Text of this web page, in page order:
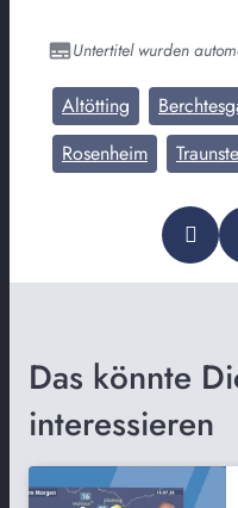
Untertitel wurden
Altötting
Rosenheim
Das könnte
interessieren